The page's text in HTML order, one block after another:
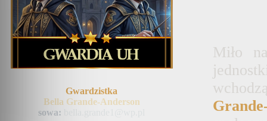
Gwardzistka
Bella Grande-Anderson
sowa:
Miło